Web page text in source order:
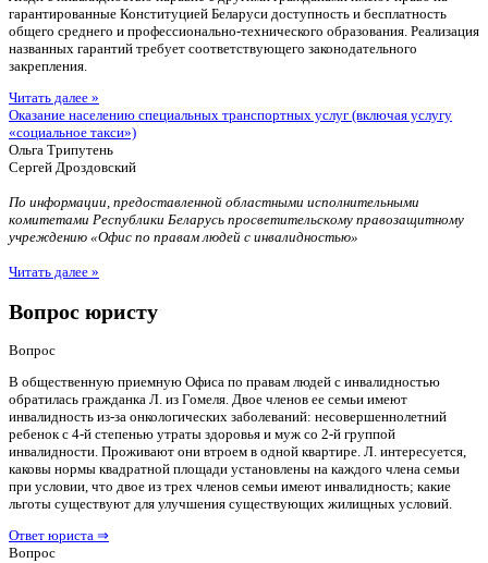
гарантированные Конституцией Беларуси доступность и бесплатность
общего среднего и профессионально-технического образования. Реализация
названных гарантий требует соответствующего законодательного
закрепления.
Читать далее »
Оказание населению специальных транспортных услуг (включая услугу
«социальное такси»)
Ольга Трипутень
Сергей Дроздовский
По информации, предоставленной областными исполнительными
комитетами Республики Беларусь просветительскому правозащитному
учреждению «Офис по правам людей с инвалидностью»
Читать далее »
Вопрос юристу
Вопрос
В общественную приемную Офиса по правам людей с инвалидностью
обратилась гражданка Л. из Гомеля. Двое членов ее семьи имеют
инвалидность из-за онкологических заболеваний: несовершеннолетний
ребенок с 4-й степенью утраты здоровья и муж со 2-й группой
инвалидности. Проживают они втроем в одной квартире. Л. интересуется,
каковы нормы квадратной площади установлены на каждого члена семьи
при условии, что двое из трех членов семьи имеют инвалидность; какие
льготы существуют для улучшения существующих жилищных условий.
Ответ юриста ⇒
Вопрос